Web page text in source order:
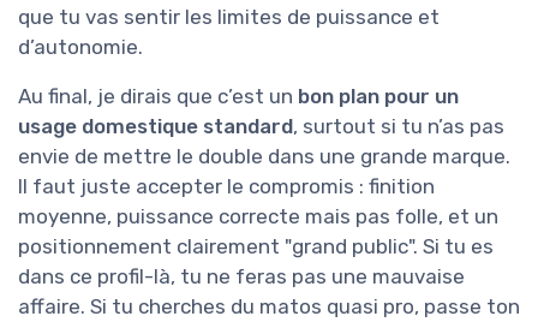
que tu vas sentir les limites de puissance et
d’autonomie.
Au final, je dirais que c’est un bon plan pour un
usage domestique standard, surtout si tu n’as pas
envie de mettre le double dans une grande marque.
Il faut juste accepter le compromis : finition
moyenne, puissance correcte mais pas folle, et un
positionnement clairement "grand public". Si tu es
dans ce profil-là, tu ne feras pas une mauvaise
affaire. Si tu cherches du matos quasi pro, passe ton